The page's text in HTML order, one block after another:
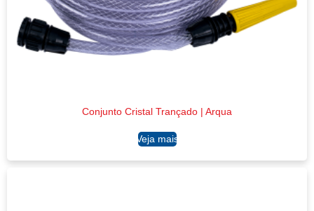
Conjunto Cristal Trançado | Arqua
Ler mais